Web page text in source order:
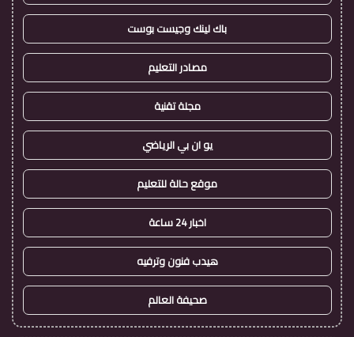
باك لينك وجيست بوست
مصادر التعليم
مجلة تقنية
يو ان بي الرياضي
موقع حالة للتعليم
اخبار 24 ساعة
هيدب فنون وترفيه
صحيفة العالم